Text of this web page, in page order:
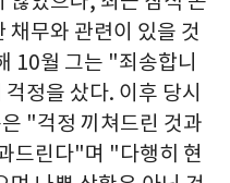
채무와 관련이 있을 것
10월 그는 "죄송합니
정을 샀다. 이후 당시
"걱정 끼쳐드린 것과
드린다"며 "다행히 현